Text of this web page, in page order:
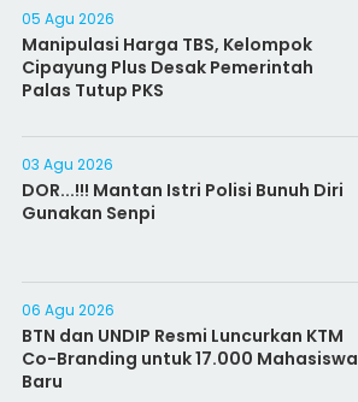
05 Agu 2026
Manipulasi Harga TBS, Kelompok
Cipayung Plus Desak Pemerintah
Palas Tutup PKS
03 Agu 2026
DOR...!!! Mantan Istri Polisi Bunuh Diri
Gunakan Senpi
06 Agu 2026
BTN dan UNDIP Resmi Luncurkan KTM
Co-Branding untuk 17.000 Mahasiswa
Baru